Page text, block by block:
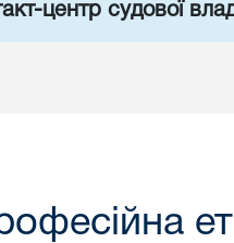
центр судової